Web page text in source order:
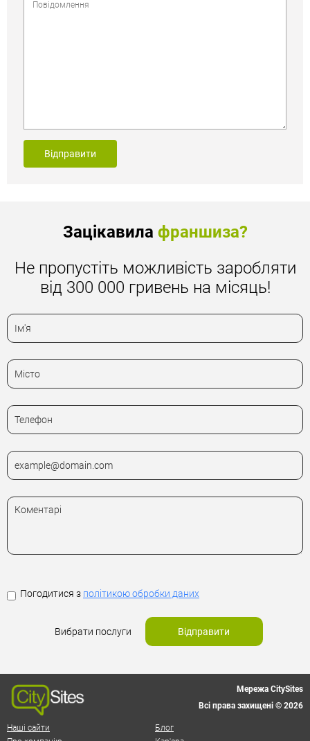
Відправити
Зацікавила франшиза?
Не пропустіть можливість заробляти
від 300 000 гривень на місяць!
Погодитися з політикою обробки даних
Вибрати послуги Відправити
Мережа CitySites
Всі права захищені © 2026
Наші сайти
Блог